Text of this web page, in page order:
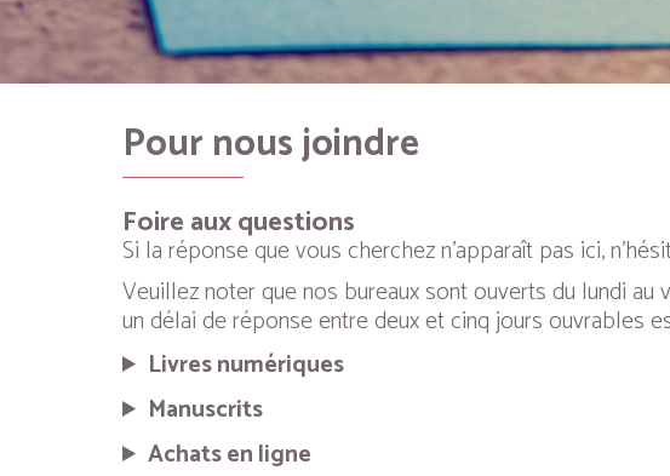
Pour nous joindre
Foire aux questions
Si la réponse que vous cherchez n’apparaît pas ici,
Veuillez noter que nos bureaux sont ouverts du lundi au
un délai de réponse entre deux et cinq jours ouvrables
Livres numériques
Manuscrits
Achats en ligne